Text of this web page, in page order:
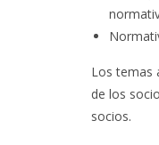
Los temas
de los
socios.